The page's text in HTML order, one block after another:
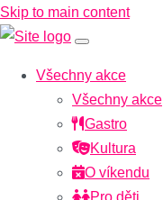
Skip to main content
Všechny akce
Všechny akce
Gastro
Kultura
O víkendu
Pro děti